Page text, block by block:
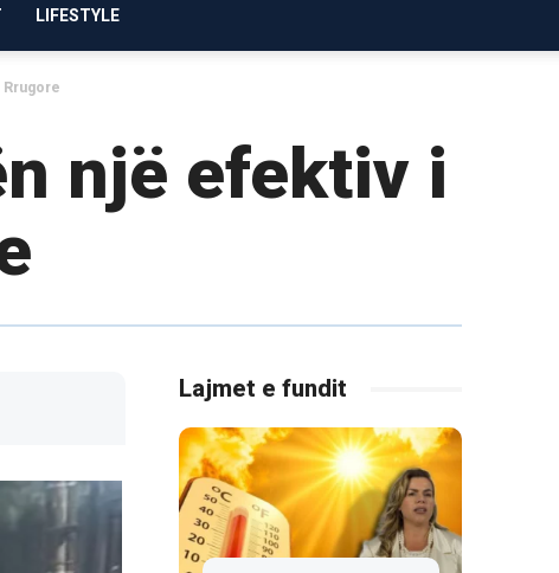
LIFESTYLE
një efektiv i
Lajmet e fundit